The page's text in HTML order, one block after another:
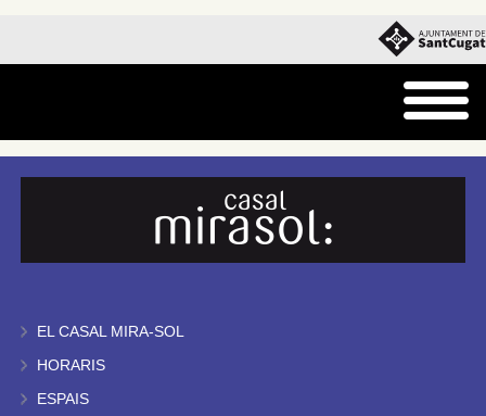
EL CASAL MIRA-SOL
HORARIS
ESPAIS